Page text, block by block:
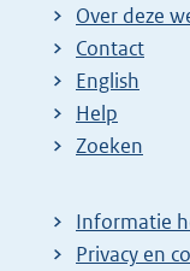
Over deze
Contact
English
Help
Zoeken
Informatie
Privacy en